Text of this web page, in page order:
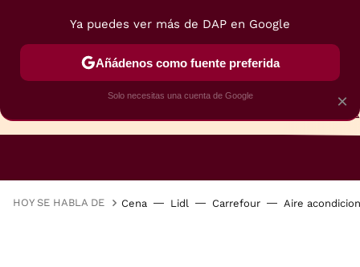
HOY SE HABLA DE Cena Lidl Carrefour Aire
×
Ya puedes ver más de DAP en Google
Añádenos como fuente preferida
Solo necesitas una cuenta de Google